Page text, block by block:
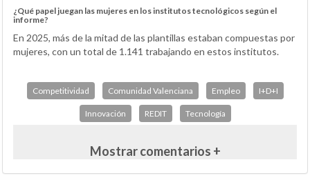
¿Qué papel juegan las mujeres en los institutos tecnológicos según el
informe?
En 2025, más de la mitad de las plantillas estaban compuestas por
mujeres, con un total de 1.141 trabajando en estos institutos.
Competitividad Comunidad Valenciana Empleo I+D+I
Innovación REDIT Tecnología
Mostrar comentarios +